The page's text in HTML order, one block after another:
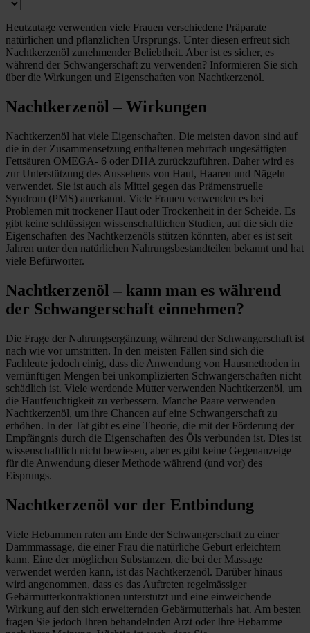
Heutzutage verwenden viele Frauen verschiedene Präparate
natürlichen und pflanzlichen Ursprungs. Unter diesen erfreut sich
Nachtkerzenöl zunehmender Beliebtheit. Aber ist es sicher, es
während der Schwangerschaft zu verwenden? Informieren Sie sich
über die Wirkungen und Eigenschaften von Nachtkerzenöl.
Nachtkerzenöl – Wirkungen
Nachtkerzenöl hat viele Eigenschaften. Die meisten davon sind auf
die in der Zusammensetzung enthaltenen mehrfach ungesättigten
Fettsäuren OMEGA- 6 oder DHA zurückzuführen. Daher wird es
zur Unterstützung des Aussehens von Haut, Haaren und Nägeln
verwendet. Sie ist auch als Mittel gegen das Prämenstruelle
Syndrom (PMS) anerkannt. Viele Frauen verwenden es bei
Problemen mit trockener Haut oder Trockenheit in der Scheide. Es
gibt keine schlüssigen wissenschaftlichen Studien, auf die sich die
Eigenschaften des Nachtkerzenöls stützen könnten, aber es ist seit
Jahren unter den natürlichen Nahrungsbestandteilen bekannt und hat
viele Befürworter.
Nachtkerzenöl – kann man es während
der Schwangerschaft einnehmen?
Die Frage der Nahrungsergänzung während der Schwangerschaft ist
nach wie vor umstritten. In den meisten Fällen sind sich die
Fachleute jedoch einig, dass die Anwendung von Hausmethoden in
vernünftigen Mengen bei unkomplizierten Schwangerschaften nicht
schädlich ist. Viele werdende Mütter verwenden Nachtkerzenöl, um
die Hautfeuchtigkeit zu verbessern. Manche Paare verwenden
Nachtkerzenöl, um ihre Chancen auf eine Schwangerschaft zu
erhöhen. In der Tat gibt es eine Theorie, die mit der Förderung der
Empfängnis durch die Eigenschaften des Öls verbunden ist. Dies ist
wissenschaftlich nicht bewiesen, aber es gibt keine Gegenanzeige
für die Anwendung dieser Methode während (und vor) des
Eisprungs.
Nachtkerzenöl vor der Entbindung
Viele Hebammen raten am Ende der Schwangerschaft zu einer
Dammmassage, die einer Frau die natürliche Geburt erleichtern
kann. Eine der möglichen Substanzen, die bei der Massage
verwendet werden kann, ist das Nachtkerzenöl. Darüber hinaus
wird angenommen, dass es das Auftreten regelmässiger
Gebärmutterkontraktionen unterstützt und eine einweichende
Wirkung auf den sich erweiternden Gebärmutterhals hat. Am besten
fragen Sie jedoch Ihren behandelnden Arzt oder Ihre Hebamme